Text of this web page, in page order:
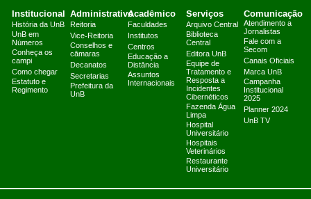
Institucional
História da UnB
UnB em
Números
Conheça os
campi
Como chegar
Estatuto e
Regimento
Administrativo
Reitoria
Vice-Reitoria
Conselhos e
câmaras
Decanatos
Secretarias
Prefeitura da
UnB
Acadêmico
Faculdades
Institutos
Centros
Educação a
Distância
Assuntos
Internacionais
Serviços
Arquivo Central
Biblioteca
Central
Editora UnB
Equipe de
Tratamento e
Resposta a
Incidentes
Cibernéticos
Fazenda Água
Limpa
Hospital
Universitário
Hospitais
Veterinários
Restaurante
Universitário
Comunicação
Atendimento a
Jornalistas
Fale com a
Secom
Canais Oficiais
Marca UnB
Campanha
Institucional
2025
Planner 2024
UnB TV